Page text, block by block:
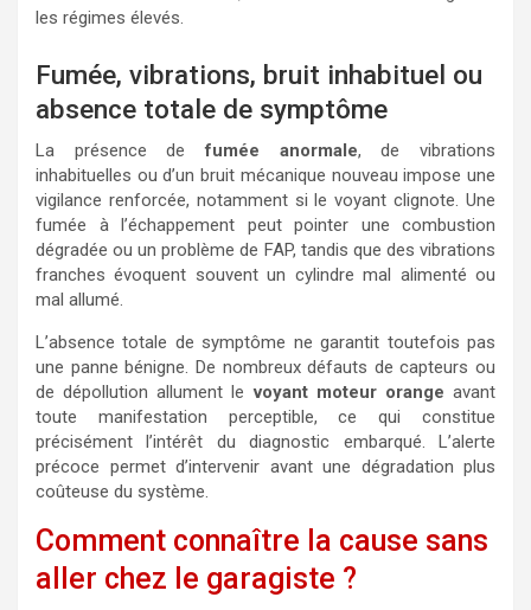
les régimes élevés.
Fumée, vibrations, bruit inhabituel ou
absence totale de symptôme
La présence defumée anormale, de vibrations
inhabituelles ou d’un bruit mécanique nouveau impose une
vigilance renforcée, notamment si le voyant clignote. Une
fumée à l’échappement peut pointer une combustion
dégradée ou un problème de FAP, tandis que des vibrations
franches évoquent souvent un cylindre mal alimenté ou
mal allumé.
L’absence totale de symptôme ne garantit toutefois pas
une panne bénigne. De nombreux défauts de capteurs ou
de dépollution allument levoyant moteur orange avant
toute manifestation perceptible, ce qui constitue
précisément l’intérêt du diagnostic embarqué. L’alerte
précoce permet d’intervenir avant une dégradation plus
coûteuse du système.
Comment connaître la cause sans
aller chez le garagiste ?